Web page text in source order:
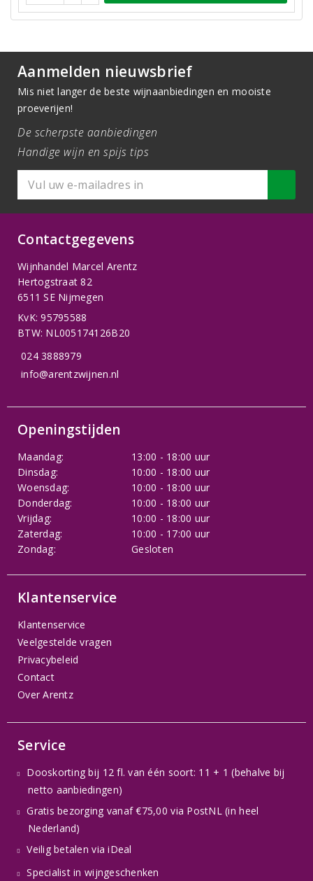
Aanmelden nieuwsbrief
Mis niet langer de beste wijnaanbiedingen en mooiste
proeverijen!
De scherpste aanbiedingen
Handige wijn en spijs tips
Contactgegevens
Wijnhandel Marcel Arentz
Hertogstraat 82
6511 SE Nijmegen
KvK: 95795588
BTW: NL005174126B20
024 3888979
info@arentzwijnen.nl
Openingstijden
Maandag:
13:00 - 18:00 uur
Dinsdag:
10:00 - 18:00 uur
Woensdag:
10:00 - 18:00 uur
Donderdag:
10:00 - 18:00 uur
Vrijdag:
10:00 - 18:00 uur
Zaterdag:
10:00 - 17:00 uur
Zondag:
Gesloten
Klantenservice
Klantenservice
Veelgestelde vragen
Privacybeleid
Contact
Over Arentz
Service
Dooskorting bij 12 fl. van één soort: 11 + 1 (behalve bij
netto aanbiedingen)
Gratis bezorging vanaf €75,00 via PostNL (in heel
Nederland)
Veilig betalen via iDeal
Specialist in wijngeschenken